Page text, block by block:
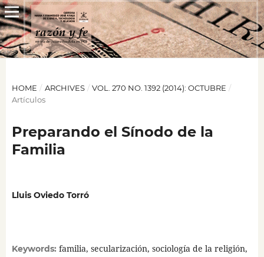
HOME / ARCHIVES / VOL. 270 NO. 1392 (2014): OCTUBRE /
Artículos
Preparando el Sínodo de la
Familia
Lluis Oviedo Torró
Keywords: familia, secularización, sociología de la religión,